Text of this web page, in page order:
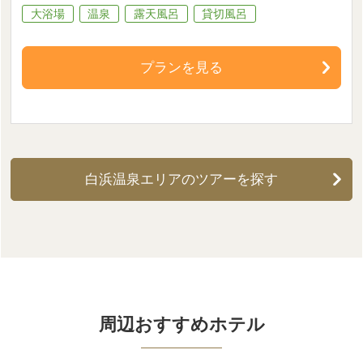
大浴場 温泉 露天風呂 貸切風呂
プランを見る
白浜温泉エリアのツアーを探す
周辺おすすめホテル